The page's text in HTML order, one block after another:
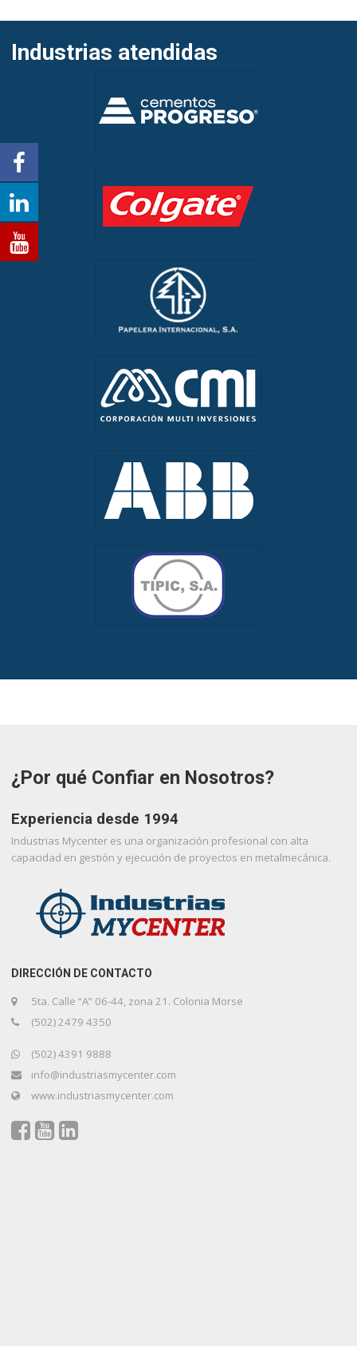
Industrias atendidas
¿Por qué Confiar en Nosotros?
Experiencia desde 1994
Industrias Mycenter es una organización profesional con alta
capacidad en gestión y ejecución de proyectos en metalmecánica.
DIRECCIÓN DE CONTACTO
5ta. Calle “A” 06-44, zona 21. Colonia Morse
(502) 2479 4350
(502) 4391 9888
info@industriasmycenter.com
www.industriasmycenter.com